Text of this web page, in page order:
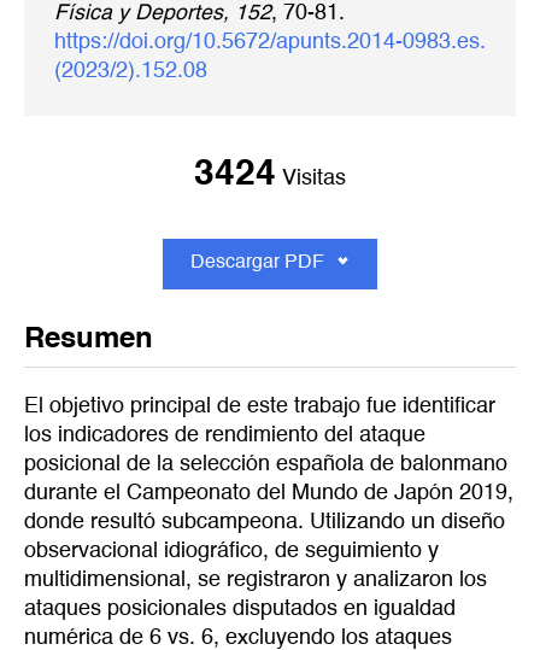
Física y Deportes, 152, 70-81.
https://doi.org/10.5672/apunts.2014-0983.es.
(2023/2).152.08
3424 Visitas
Descargar PDF
Resumen
El objetivo principal de este trabajo fue identificar
los indicadores de rendimiento del ataque
posicional de la selección española de balonmano
durante el Campeonato del Mundo de Japón 2019,
donde resultó subcampeona. Utilizando un diseño
observacional idiográfico, de seguimiento y
multidimensional, se registraron y analizaron los
ataques posicionales disputados en igualdad
numérica de 6 vs. 6, excluyendo los ataques